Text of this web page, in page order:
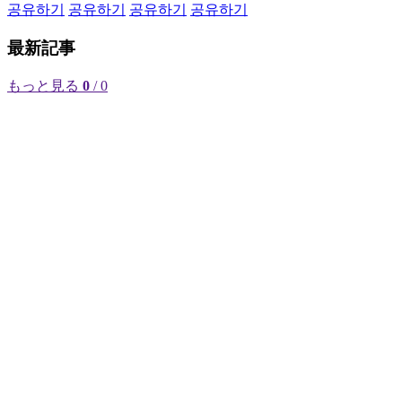
공유하기
공유하기 공유하기 공유하기
最新記事
もっと見る 0 / 0